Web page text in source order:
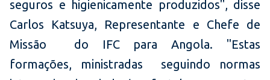
seguros e higienicamente produzidos", disse
Carlos Katsuya, Representante e Chefe de
Missão do IFC para Angola. "Estas
formações, ministradas seguindo normas